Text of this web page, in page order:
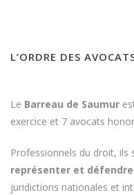
L’ORDRE DES
Le Barreau de Saumur
exercice et 7 avocats
Professionnels du droit, ils
représenter et défendre
juridictions nationales et